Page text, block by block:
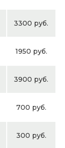
3300 руб.
1950 руб.
3900 руб.
700 руб.
300 руб.